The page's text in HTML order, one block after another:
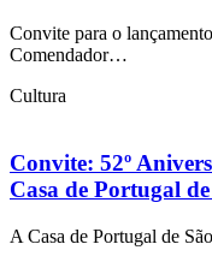
Convite para o
Comendador…
Cultura
Convite: 52º
Casa de Portugal
A Casa de Portugal de